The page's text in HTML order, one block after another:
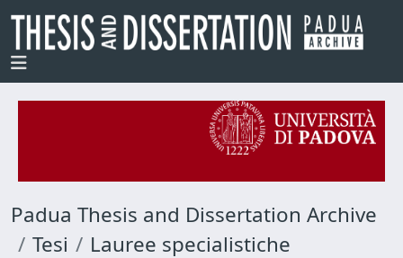
Padua Thesis and Dissertation Archive
Tesi
Lauree specialistiche